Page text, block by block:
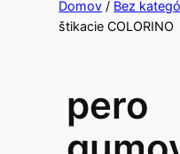
Domov / Bez
štikacie COLORINO
pero